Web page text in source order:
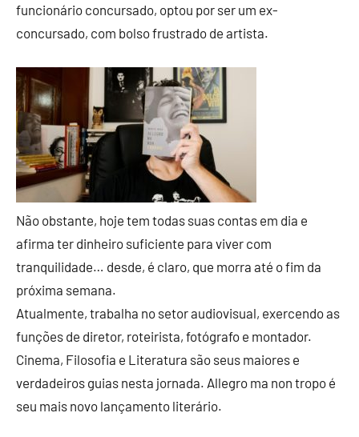
funcionário concursado, optou por ser um ex-
concursado, com bolso frustrado de artista.
Não obstante, hoje tem todas suas contas em dia e
afirma ter dinheiro suficiente para viver com
tranquilidade… desde, é claro, que morra até o fim da
próxima semana.
Atualmente, trabalha no setor audiovisual, exercendo as
funções de diretor, roteirista, fotógrafo e montador.
Cinema, Filosofia e Literatura são seus maiores e
verdadeiros guias nesta jornada. Allegro ma non tropo é
seu mais novo lançamento literário.